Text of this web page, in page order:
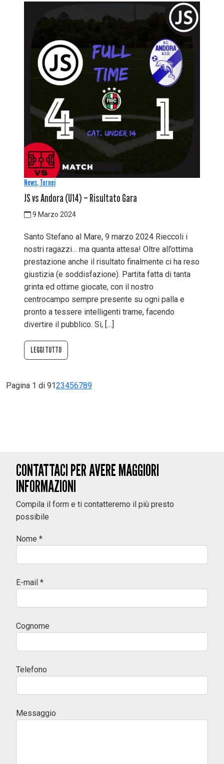
News,Tornei
JS vs Andora (U14) – Risultato Gara
9 Marzo 2024
Santo Stefano al Mare, 9 marzo 2024 Rieccoli i
nostri ragazzi… ma quanta attesa! Oltre all’ottima
prestazione anche il risultato finalmente ci ha reso
giustizia (e soddisfazione). Partita fatta di tanta
grinta ed ottime giocate, con il nostro
centrocampo sempre presente su ogni palla e
pronto a tessere intelligenti trame, facendo
divertire il pubblico. Si, […]
LEGGI TUTTO
Pagina 1 di 9123456789
CONTATTACI PER AVERE MAGGIORI
INFORMAZIONI
Compila il form e ti contatteremo il più presto
possibile
Nome *
E-mail *
Cognome
Telefono
Messaggio